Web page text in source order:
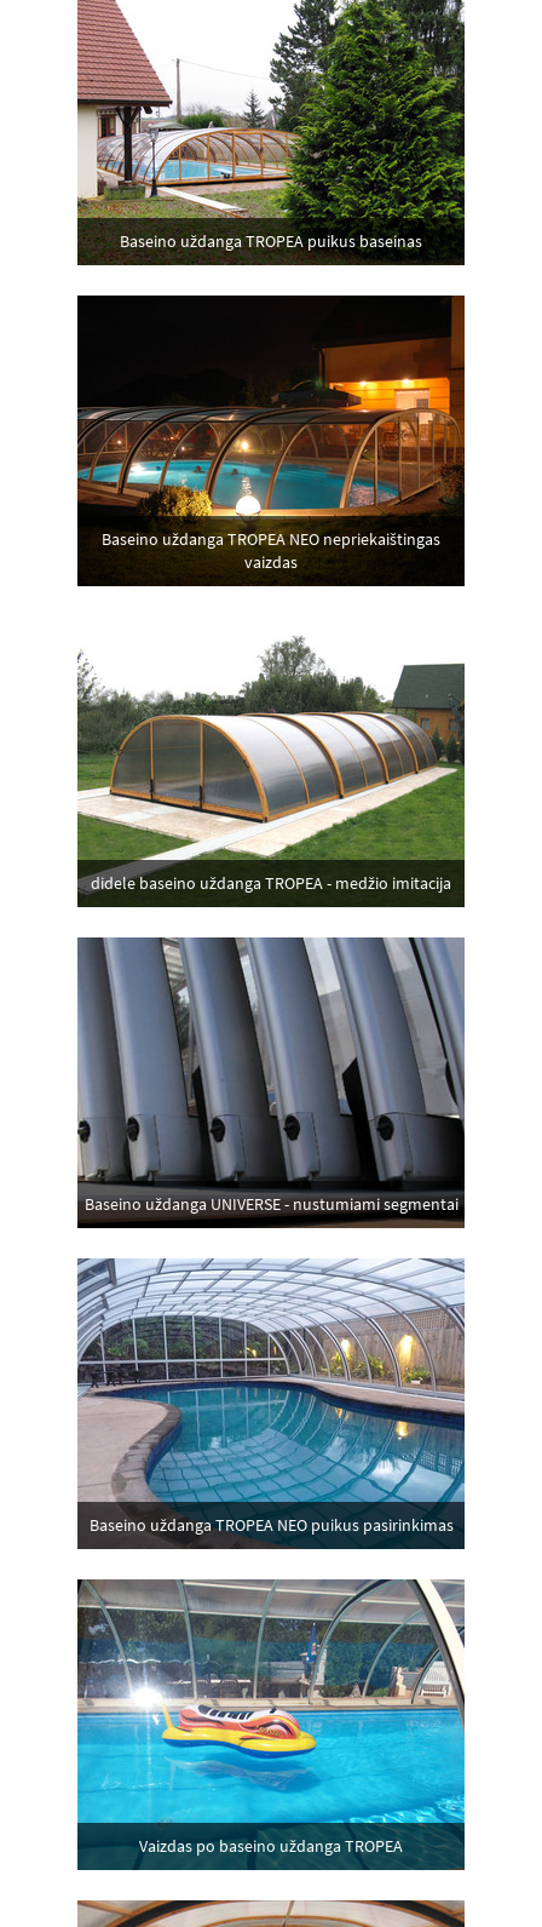
Baseino uždanga TROPEA puikus baseinas
Baseino uždanga TROPEA NEO nepriekaištingas
vaizdas
didele baseino uždanga TROPEA - medžio imitacija
Baseino uždanga UNIVERSE - nustumiami segmentai
Baseino uždanga TROPEA NEO puikus pasirinkimas
Vaizdas po baseino uždanga TROPEA